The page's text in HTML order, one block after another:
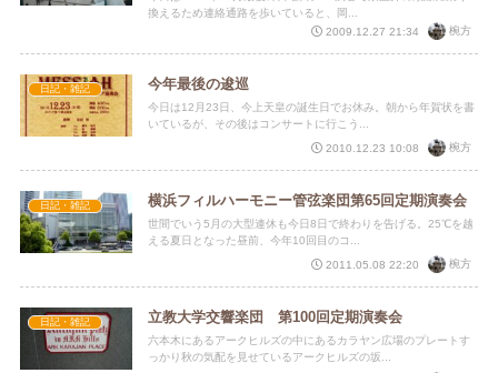
換えるため連絡通路を歩いていると、岡...
2009.12.27 21:34
椀方
日記・雑記 今年最後の逡巡
今日は12月23日、今上天皇の誕生日でお休み。朝から年賀状を書
いているが、その後はコンサートに行こう...
2010.12.23 10:08
椀方
日記・雑記 横浜フィルハーモニー管弦楽団第65回定期演奏会
世間でいう5月の大型連休も今日8日で終わりを告げる。25℃を越
える夏日となった昼前、今年10回目のコ...
2011.05.08 22:20
椀方
日記・雑記 立教大学交響楽団 第100回定期演奏会
六本木にあるアークヒルズの中にあるカラヤン広場のプレートす
っかり秋の気配を見せているアークヒルズの坂...